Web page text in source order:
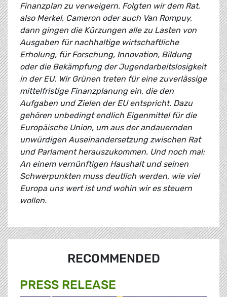
Finanzplan zu verweigern. Folgten wir dem Rat,
also Merkel, Cameron oder auch Van Rompuy,
dann gingen die Kürzungen alle zu Lasten von
Ausgaben für nachhaltige wirtschaftliche
Erholung, für Forschung, Innovation, Bildung
oder die Bekämpfung der Jugendarbeitslosigkeit
in der EU. Wir Grünen treten für eine zuverlässige
mittelfristige Finanzplanung ein, die den
Aufgaben und Zielen der EU entspricht. Dazu
gehören unbedingt endlich Eigenmittel für die
Europäische Union, um aus der andauernden
unwürdigen Auseinandersetzung zwischen Rat
und Parlament herauszukommen. Und noch mal:
An einem vernünftigen Haushalt und seinen
Schwerpunkten muss deutlich werden, wie viel
Europa uns wert ist und wohin wir es steuern
wollen.
RECOMMENDED
PRESS RELEASE